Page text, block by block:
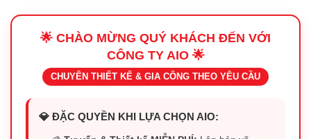
🌟 CHÀO MỪNG QUÝ KHÁCH ĐẾN VỚI
CÔNG TY AIO 🌟
CHUYÊN THIẾT KẾ & GIA CÔNG THEO YÊU CẦU
💎 ĐẶC QUYỀN KHI LỰA CHỌN AIO: